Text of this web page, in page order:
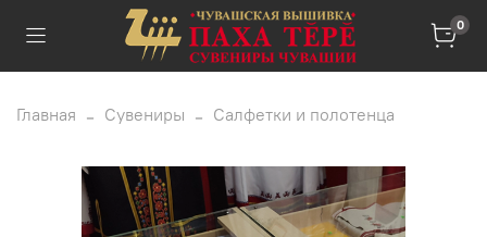
0
Главная Сувениры Салфетки и полотенца